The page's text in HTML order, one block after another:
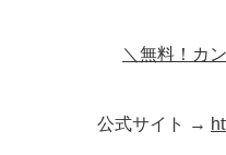
＼無料！カ
公式サイト →